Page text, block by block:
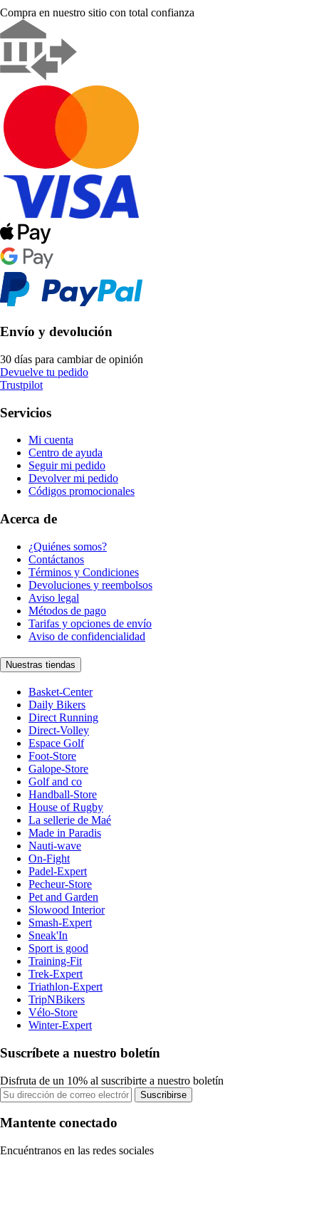
Compra en nuestro sitio con total confianza
Envío y devolución
30 días para cambiar de opinión
Devuelve tu pedido
Trustpilot
Servicios
Mi cuenta
Centro de ayuda
Seguir mi pedido
Devolver mi pedido
Códigos promocionales
Acerca de
¿Quiénes somos?
Contáctanos
Términos y Condiciones
Devoluciones y reembolsos
Aviso legal
Métodos de pago
Tarifas y opciones de envío
Aviso de confidencialidad
Nuestras tiendas
Basket-Center
Daily Bikers
Direct Running
Direct-Volley
Espace Golf
Foot-Store
Galope-Store
Golf and co
Handball-Store
House of Rugby
La sellerie de Maé
Made in Paradis
Nauti-wave
On-Fight
Padel-Expert
Pecheur-Store
Pet and Garden
Slowood Interior
Smash-Expert
Sneak'In
Sport is good
Training-Fit
Trek-Expert
Triathlon-Expert
TripNBikers
Vélo-Store
Winter-Expert
Suscríbete a nuestro boletín
Disfruta de un 10% al suscribirte a nuestro boletín
Suscribirse
Mantente conectado
Encuéntranos en las redes sociales